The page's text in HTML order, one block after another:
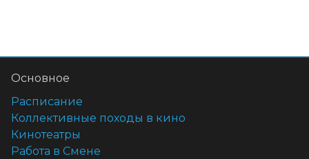
Основное
Расписание
Коллективные походы в кино
Кинотеатры
Работа в Смене